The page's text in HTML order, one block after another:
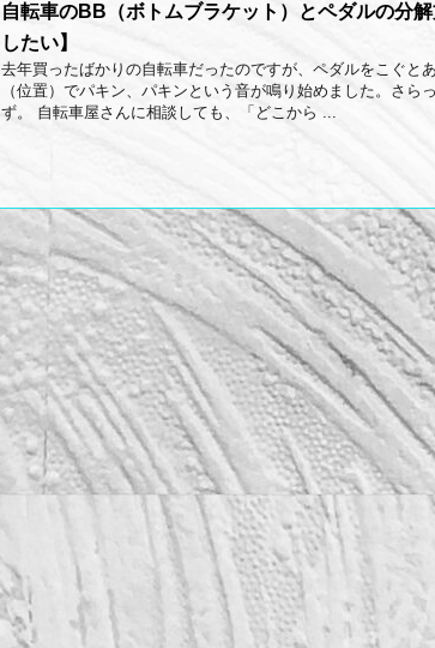
自転車のBB（ボトムブラケット）とペダルの分
したい】
去年買ったばかりの自転車だったのですが、ペダルをこぐと
（位置）でパキン、パキンという音が鳴り始めました。さら
ず。 自転車屋さんに相談しても、「どこから ...